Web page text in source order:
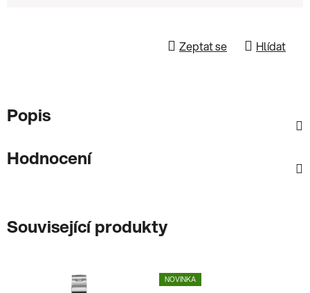
Zeptat se Hlídat
Popis
Hodnocení
Související produkty
NOVINKA